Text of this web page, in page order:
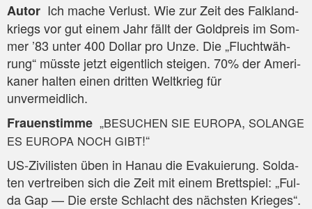
Autor Ich mache Ver­lust. Wie zur Zeit des Falk­land­
kriegs vor gut einem Jahr fällt der Gold­preis im Som­
mer ’83 unter 400 Dol­lar pro Unze. Die „Flucht­wäh­
rung“ müss­te jetzt eigent­lich stei­gen. 70% der Ame­ri­
ka­ner hal­ten einen drit­ten Welt­krieg für
unvermeidlich.
Frau­en­stim­me „BESUCHEN SIE EUROPA, SOLANGE
ES EUROPA NOCH GIBT!“
US-Zivi­lis­ten üben in Hanau die Eva­ku­ie­rung. Sol­da­
ten ver­trei­ben sich die Zeit mit einem Brett­spiel: „Ful­
da Gap — Die ers­te Schlacht des nächs­ten Krieges“.